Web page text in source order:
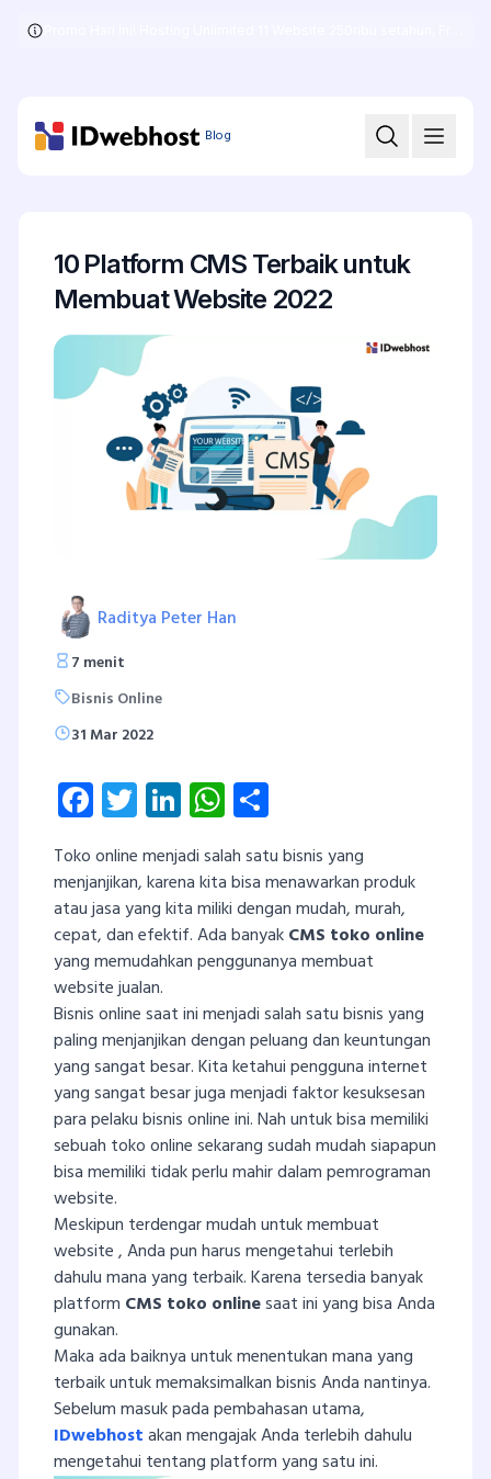
Blog
10 Platform CMS Terbaik untuk
Membuat Website 2022
Raditya Peter Han
7 menit
Bisnis Online
31 Mar 2022
Facebook
Twitter
LinkedInWhatsApp
Toko online menjadi salah satu bisnis yang
menjanjikan, karena kita bisa menawarkan produk
atau jasa yang kita miliki dengan mudah, murah,
cepat, dan efektif. Ada banyakCMS toko online
yang memudahkan penggunanya membuat
website jualan.
Bisnis online saat ini menjadi salah satu bisnis yang
paling menjanjikan dengan peluang dan keuntungan
yang sangat besar. Kita ketahui pengguna internet
yang sangat besar juga menjadi faktor kesuksesan
para pelaku bisnis online ini. Nah untuk bisa memiliki
sebuah toko online sekarang sudah mudah siapapun
bisa memiliki tidak perlu mahir dalam pemrograman
website.
Meskipun terdengar mudah untuk membuat
website , Anda pun harus mengetahui terlebih
dahulu mana yang terbaik. Karena tersedia banyak
platform CMS toko onlinesaat ini yang bisa Anda
gunakan.
Maka ada baiknya untuk menentukan mana yang
terbaik untuk memaksimalkan bisnis Anda nantinya.
Sebelum masuk pada pembahasan utama,
IDwebhostakan mengajak Anda terlebih dahulu
mengetahui tentang platform yang satu ini.